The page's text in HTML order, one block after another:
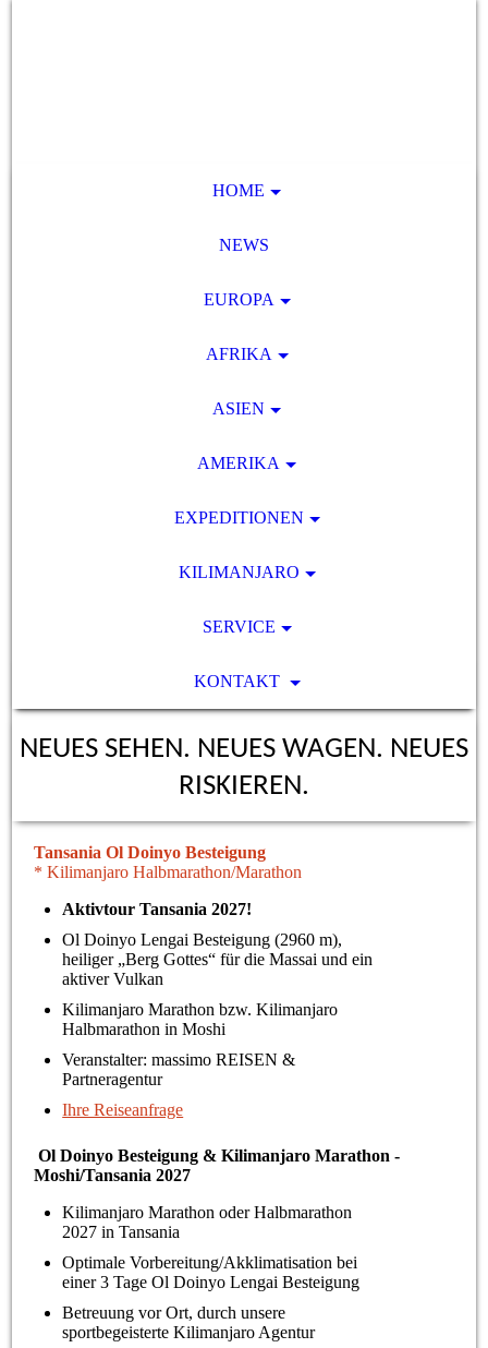
HOME
NEWS
EUROPA
AFRIKA
ASIEN
AMERIKA
EXPEDITIONEN
KILIMANJARO
SERVICE
KONTAKT
NEUES SEHEN. NEUES WAGEN. NEUES
RISKIEREN.
Tansania Ol Doinyo Besteigung
* Kilimanjaro Halbmarathon/Marathon
Aktivtour Tansania 2027!
Ol Doinyo Lengai Besteigung (2960 m),
heiliger „Berg Gottes“ für die Massai und ein
aktiver Vulkan
Kilimanjaro Marathon bzw. Kilimanjaro
Halbmarathon in Moshi
Veranstalter: massimo REISEN &
Partneragentur
Ihre Reiseanfrage
Ol Doinyo Besteigung & Kilimanjaro Marathon -
Moshi/Tansania 2027
Kilimanjaro Marathon oder Halbmarathon
2027 in Tansania
Optimale Vorbereitung/Akklimatisation bei
einer 3 Tage Ol Doinyo Lengai Besteigung
Betreuung vor Ort, durch unsere
sportbegeisterte Kilimanjaro Agentur